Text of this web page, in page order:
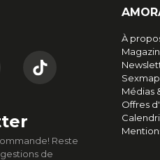
Reste
de
À
Sexmap
Médias
Offres